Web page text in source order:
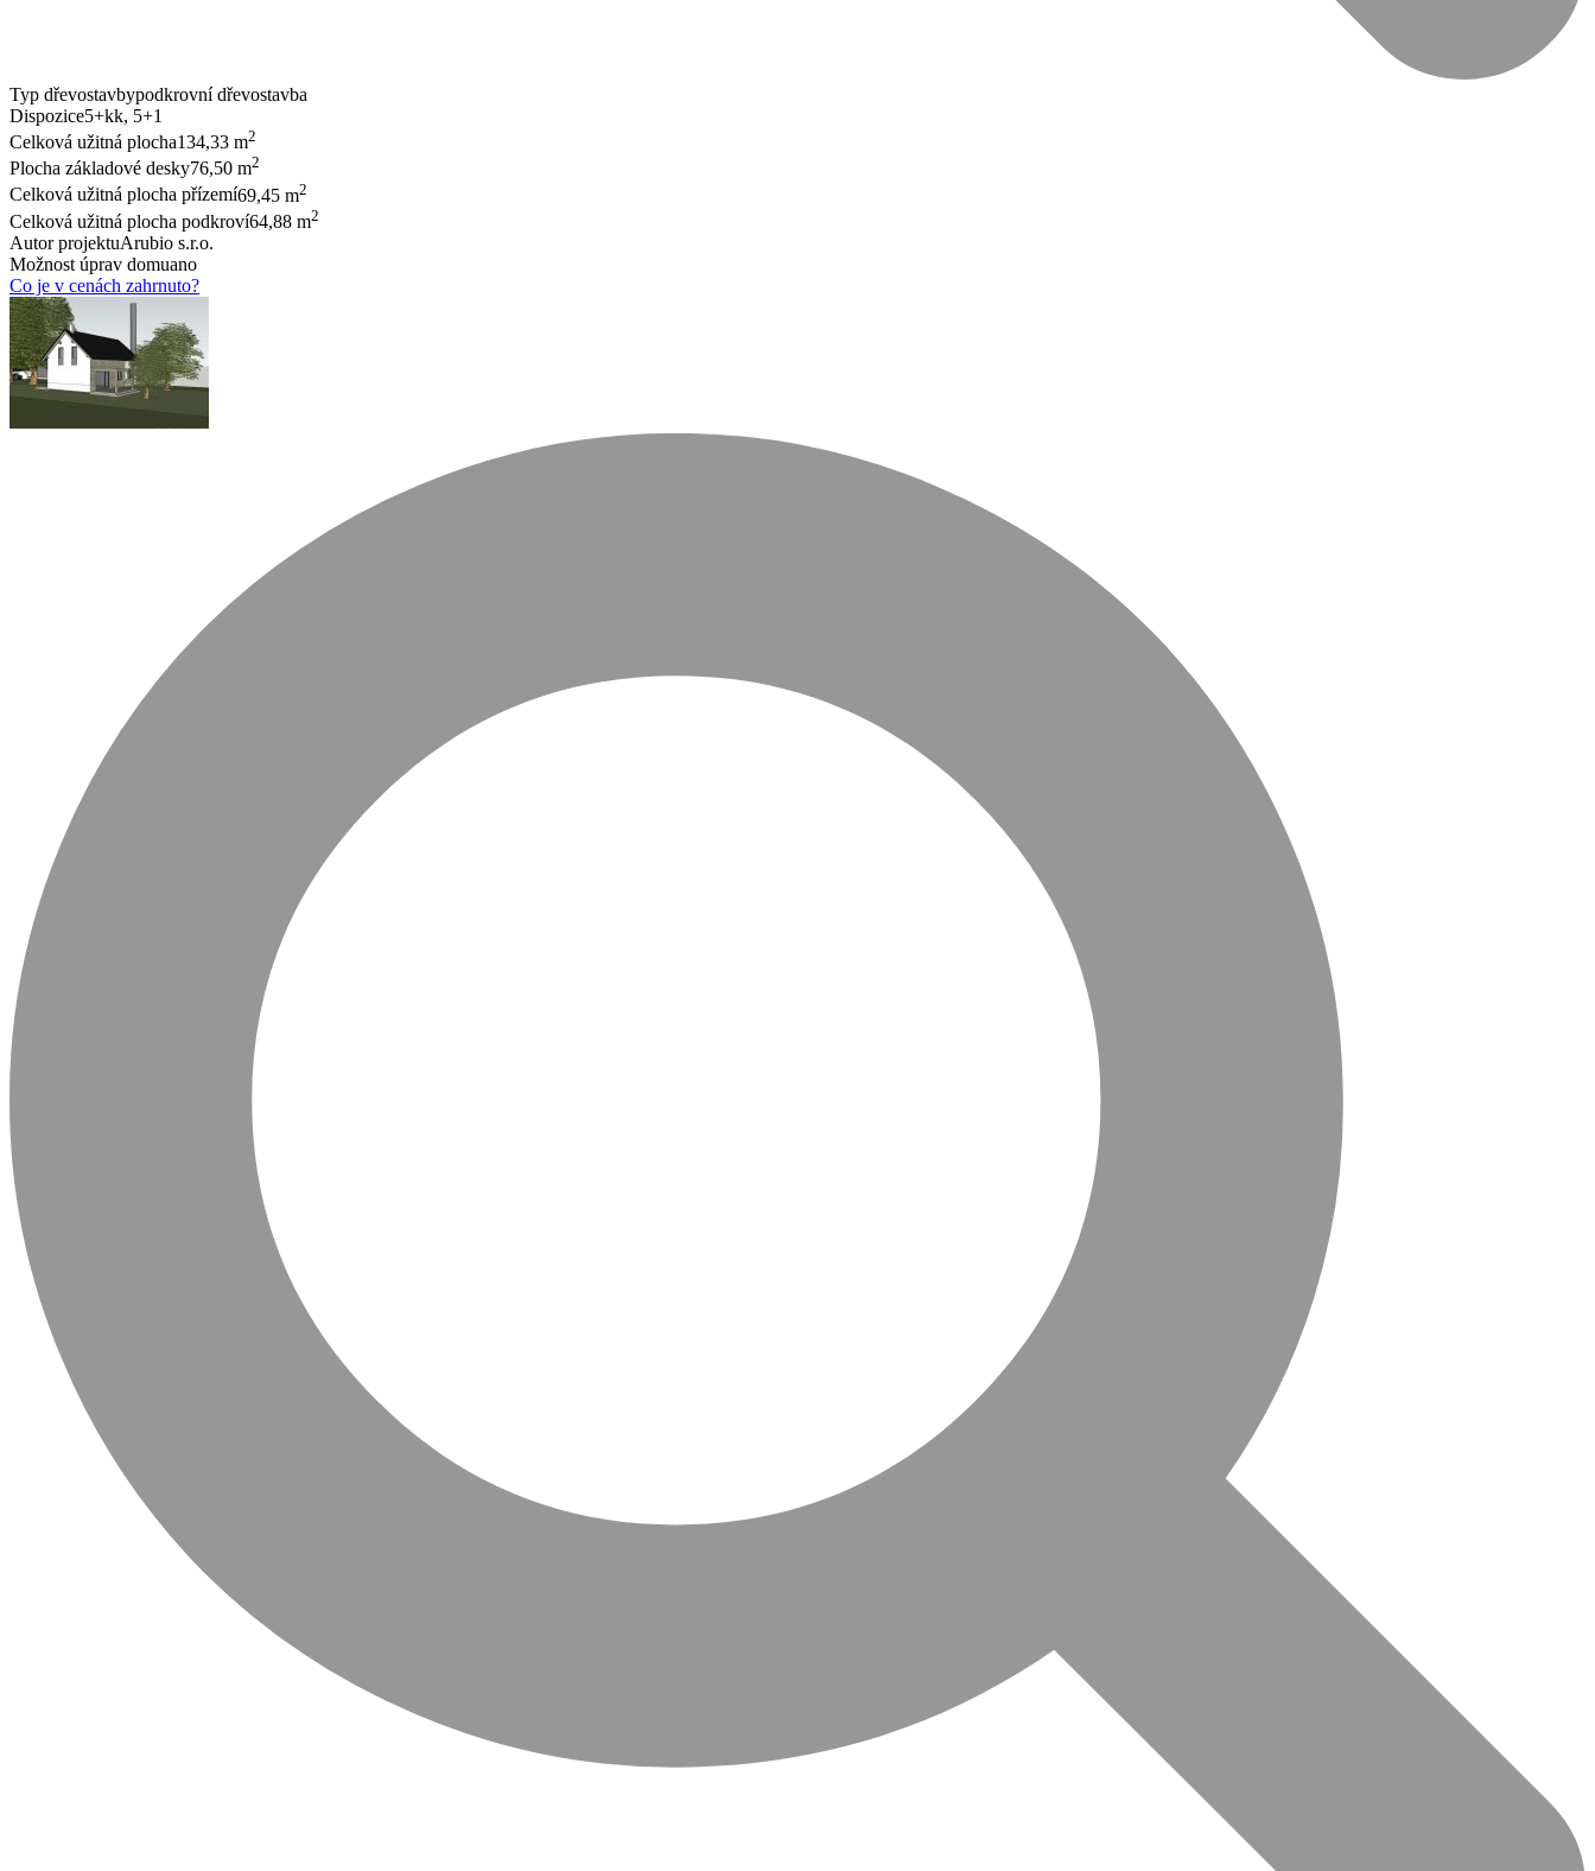
Typ dřevostavbypodkrovní dřevostavba
Dispozice5+kk, 5+1
Celková užitná plocha134,33 m2
Plocha základové desky76,50 m2
Celková užitná plocha přízemí69,45 m2
Celková užitná plocha podkroví64,88 m2
Autor projektuArubio s.r.o.
Možnost úprav domuano
Co je v cenách zahrnuto?